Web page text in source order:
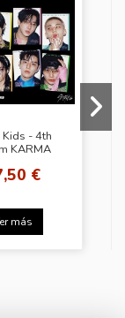
Kids - 4th
KARMA
€
más